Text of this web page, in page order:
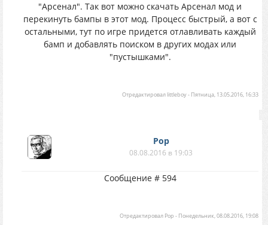
"Арсенал". Так вот можно скачать Арсенал мод и
перекинуть бампы в этот мод. Процесс быстрый, а вот с
остальными, тут по игре придется отлавливать каждый
бамп и добавлять поиском в других модах или
"пустышками".
Отредактировал littleboy- Пятница, 13.05.2016, 16:33
Pop
08.08.2016 в 19:03
Сообщение # 594
Отредактировал Pop - Понедельник, 08.08.2016, 19:08